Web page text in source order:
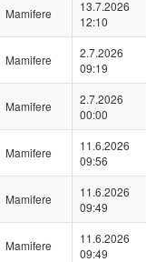
Mamifere
13.7.2026
12:10
Mamifere
2.7.2026
09:19
Mamifere
2.7.2026
00:00
Mamifere
11.6.2026
09:56
Mamifere
11.6.2026
09:49
Mamifere
11.6.2026
09:49